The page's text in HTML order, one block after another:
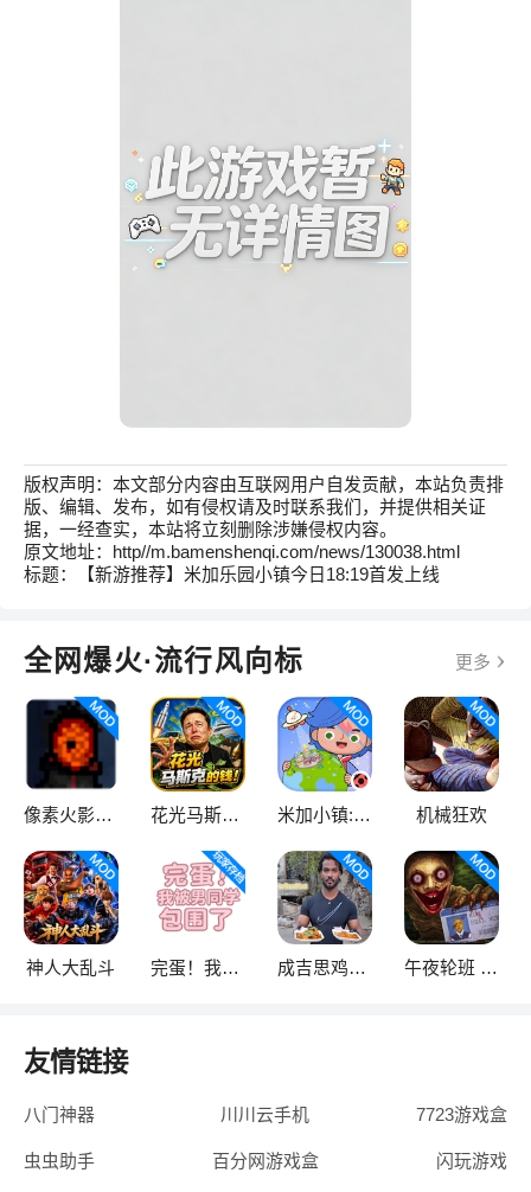
版权声明：本文部分内容由互联网用户自发贡献，本站负责排
版、编辑、发布，如有侵权请及时联系我们，并提供相关证
据，一经查实，本站将立刻删除涉嫌侵权内容。
原文地址：http//m.bamenshenqi.com/news/130038.html
标题：【新游推荐】米加乐园小镇今日18:19首发上线
全网爆火·流行风向标 更多
像素火影次世代 花光马斯克的钱 米加小镇:世界 机械狂欢
神人大乱斗 完蛋！我被男同学包围了 成吉思鸡语音盒 午夜轮班 正式版
友情链接
八门神器 川川云手机 7723游戏盒
虫虫助手 百分网游戏盒 闪玩游戏